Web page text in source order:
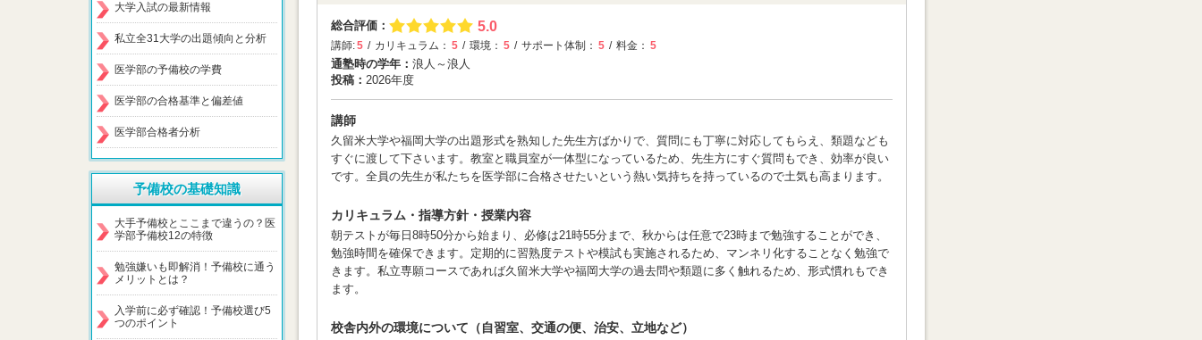
総合評価： 5.0
講師:5 カリキュラム： 5 環境： 5 サポート体制： 5 料金： 5
通塾時の学年： 浪人～浪人
投稿： 2026年度
講師
久留米大学や福岡大学の出題形式を熟知した先生方ばかりで、質問にも丁寧に対応してもらえ、類題なども
すぐに渡して下さいます。教室と職員室が一体型になっているため、先生方にすぐ質問もでき、効率が良い
です。全員の先生が私たちを医学部に合格させたいという熱い気持ちを持っているので土気も高まります。
カリキュラム・指導方針・授業内容
朝テストが毎日8時50分から始まり、必修は21時55分まで、秋からは任意で23時まで勉強することができ、
勉強時間を確保できます。定期的に習熟度テストや模試も実施されるため、マンネリ化することなく勉強で
きます。私立専願コースであれば久留米大学や福岡大学の過去問や類題に多く触れるため、形式慣れもでき
ます。
校舎内外の環境について（自習室、交通の便、治安、立地など）
大学入試の最新情報
私立全31大学の出題傾向と分析
医学部の予備校の学費
医学部の合格基準と偏差値
医学部合格者分析
予備校の基礎知識
大手予備校とここまで違うの？医
学部予備校12の特徴
勉強嫌いも即解消！予備校に通う
メリットとは？
入学前に必ず確認！予備校選び5
つのポイント